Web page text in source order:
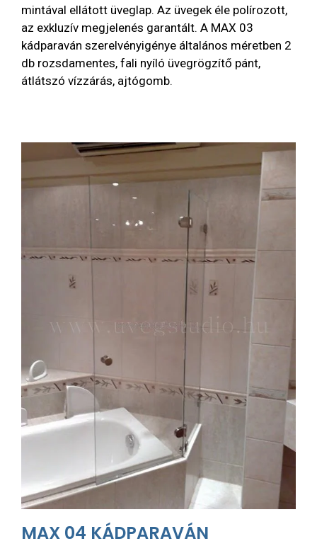
mintával ellátott üveglap. Az üvegek éle polírozott,
az exkluzív megjelenés garantált. A MAX 03
kádparaván szerelvényigénye általános méretben 2
db rozsdamentes, fali nyíló üvegrögzítő pánt,
átlátszó vízzárás, ajtógomb.
MAX 04 KÁDPARAVÁN